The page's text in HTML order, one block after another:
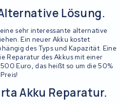
Lösung.
sehr interessante alternative
Ein neuer Akku kostet
des Typs und Kapazität. Eine
Reparatur des Akkus mit einer
Euro, das heißt so um die 50%
Akku Reparatur.